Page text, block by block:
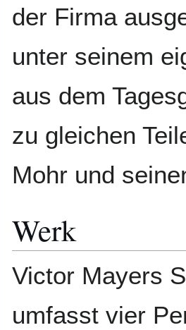
der Firma
unter seinem
aus dem
zu gleichen
Mohr und
Werk
Victor Mayers
umfasst vier